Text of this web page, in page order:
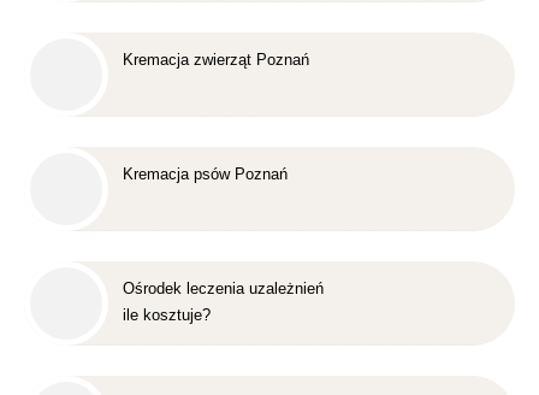
Kremacja zwierząt Poznań
Kremacja psów Poznań
Ośrodek leczenia uzależnień
ile kosztuje?